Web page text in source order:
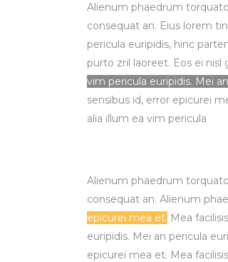
Alienum phaedrum
consequat an. Eius lorem
pericula euripidis, hinc
purto zril laoreet. Eos ei nisl
vim pericula euripidis. Mei
sensibus id, error epicurei
alia illum ea vim pericula
Alienum phaedrum
consequat an. Alienum
epicurei mea et. Mea
euripidis. Mei an pericula
epicurei mea et. Mea